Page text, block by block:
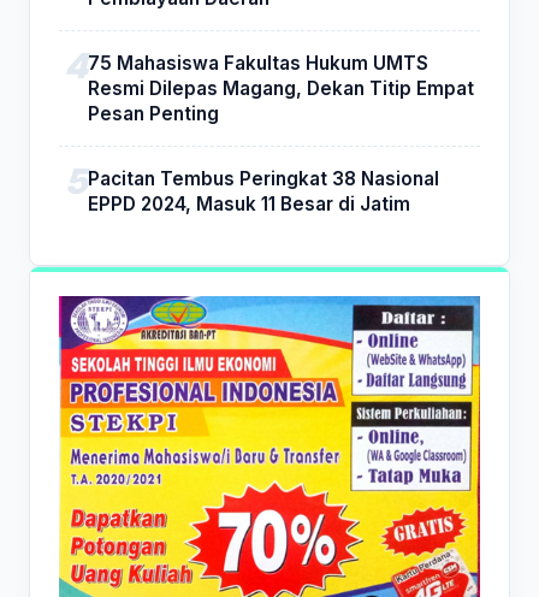
75 Mahasiswa Fakultas Hukum UMTS
Resmi Dilepas Magang, Dekan Titip Empat
Pesan Penting
Pacitan Tembus Peringkat 38 Nasional
EPPD 2024, Masuk 11 Besar di Jatim